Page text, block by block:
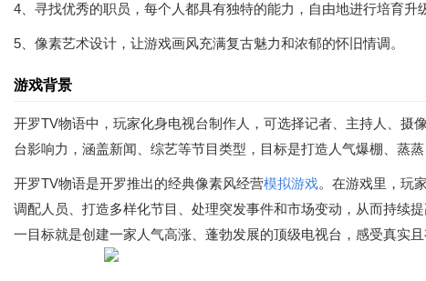
4、寻找优秀的职员，每个人都具有独特的能力，自由地进行培育升
5、像素艺术设计，让游戏画风充满复古魅力和浓郁的怀旧情调。
游戏背景
开罗TV物语中，玩家化身电视台制作人，可选择记者、主持人、
台影响力，涵盖新闻、综艺等节目类型，目标是打造人气爆棚、蒸蒸
开罗TV物语是开罗推出的经典像素风经营模拟游戏。在游戏里，玩
调配人员、打造多样化节目、处理突发事件和市场变动，从而持续
一目标就是创建一家人气高涨、蓬勃发展的顶级电视台，感受真实且